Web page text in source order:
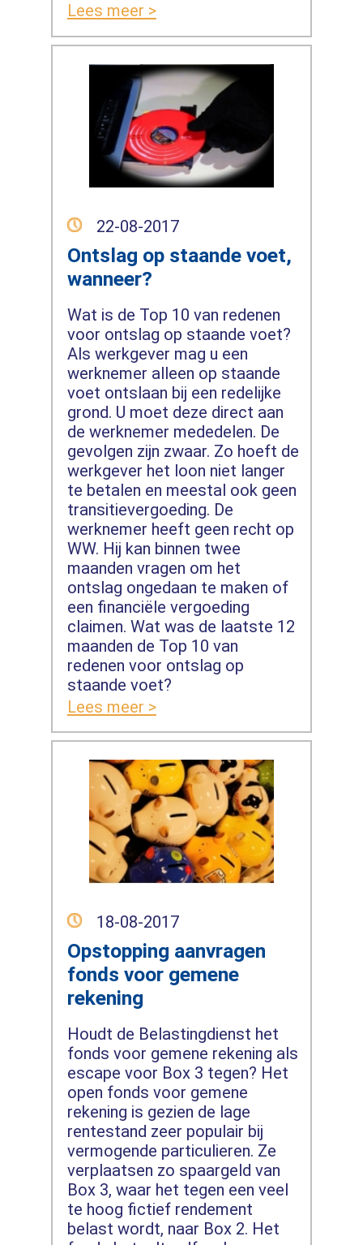
Lees meer >
22-08-2017
Ontslag op staande voet,
wanneer?
Wat is de Top 10 van redenen
voor ontslag op staande voet?
Als werkgever mag u een
werknemer alleen op staande
voet ontslaan bij een redelijke
grond. U moet deze direct aan
de werknemer mededelen. De
gevolgen zijn zwaar. Zo hoeft de
werkgever het loon niet langer
te betalen en meestal ook geen
transitievergoeding. De
werknemer heeft geen recht op
WW. Hij kan binnen twee
maanden vragen om het
ontslag ongedaan te maken of
een financiële vergoeding
claimen. Wat was de laatste 12
maanden de Top 10 van
redenen voor ontslag op
staande voet?
Lees meer >
18-08-2017
Opstopping aanvragen
fonds voor gemene
rekening
Houdt de Belastingdienst het
fonds voor gemene rekening als
escape voor Box 3 tegen? Het
open fonds voor gemene
rekening is gezien de lage
rentestand zeer populair bij
vermogende particulieren. Ze
verplaatsen zo spaargeld van
Box 3, waar het tegen een veel
te hoog fictief rendement
belast wordt, naar Box 2. Het